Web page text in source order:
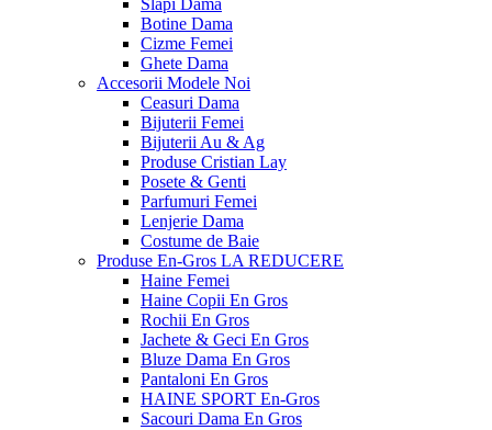
Slapi Dama
Botine Dama
Cizme Femei
Ghete Dama
Accesorii Modele Noi
Ceasuri Dama
Bijuterii Femei
Bijuterii Au & Ag
Produse Cristian Lay
Posete & Genti
Parfumuri Femei
Lenjerie Dama
Costume de Baie
Produse En-Gros LA REDUCERE
Haine Femei
Haine Copii En Gros
Rochii En Gros
Jachete & Geci En Gros
Bluze Dama En Gros
Pantaloni En Gros
HAINE SPORT En-Gros
Sacouri Dama En Gros